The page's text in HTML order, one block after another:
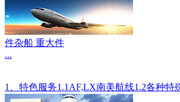
件杂船 重大件
...
1、特色服务1.1AF,LX南美航线1.2各种